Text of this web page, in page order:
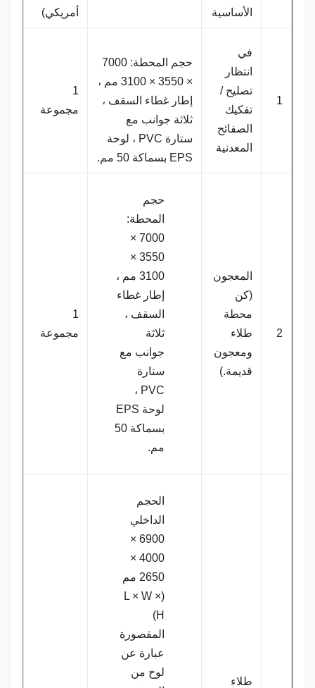
الأساسية
أمريكي)
انتظار
تصليح /
تفكيك
الصفائح
المعدنية
حجم المحطة: 7000
× 3550 × 3100 مم ،
إطار غطاء السقف ،
ثلاثة جوانب مع
ستارة PVC ، لوحة
مجموعة
المعجون
محطة
ومعجون
قديمة.)
المحطة:
7000 ×
3550 ×
3100 مم ،
إطار غطاء
السقف ،
جوانب مع
ستارة
PVC ،
لوحة EPS
بسماكة 50
مجموعة
الحجم
الداخلي
6900 ×
4000 ×
2650 مم
(L × W ×
المقصورة
عبارة عن
لوح من